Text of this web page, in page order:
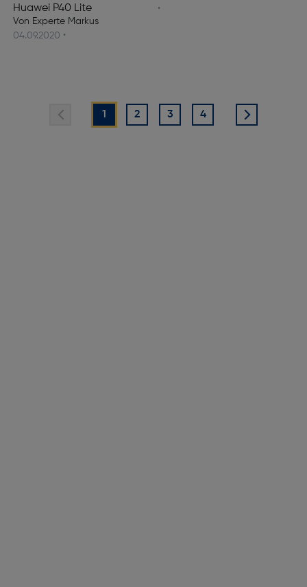
Huawei P40 Lite
Von Experte Markus
04.09.2020 •
•
1 2 3 4